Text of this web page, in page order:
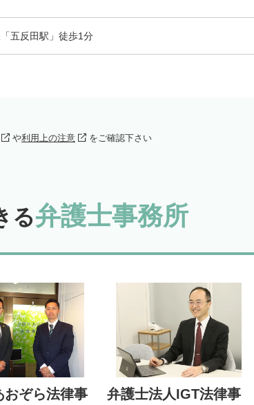
五反田駅」徒歩1分
や利用上の注意 をご確認下さい
る弁護士事務所
おぞら法律事
弁護士法人IGT法律事